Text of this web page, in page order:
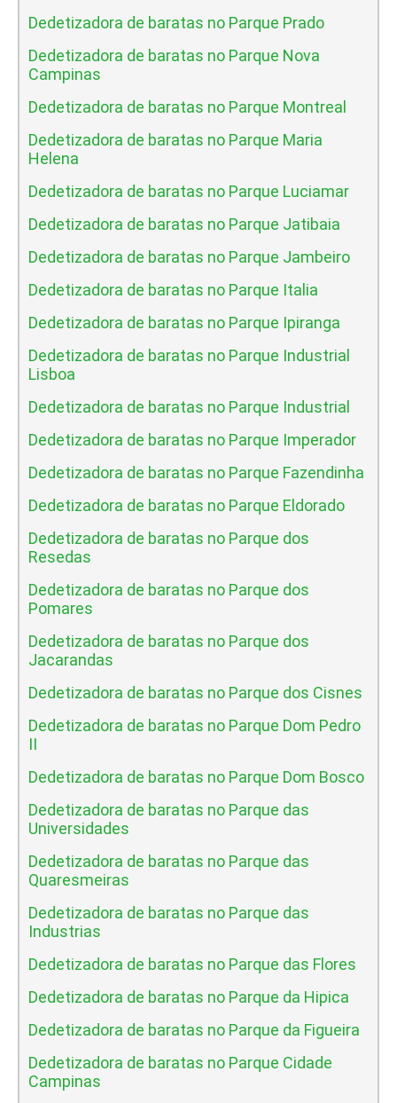
Dedetizadora de baratas no Parque Prado
Dedetizadora de baratas no Parque Nova
Campinas
Dedetizadora de baratas no Parque Montreal
Dedetizadora de baratas no Parque Maria
Helena
Dedetizadora de baratas no Parque Luciamar
Dedetizadora de baratas no Parque Jatibaia
Dedetizadora de baratas no Parque Jambeiro
Dedetizadora de baratas no Parque Italia
Dedetizadora de baratas no Parque Ipiranga
Dedetizadora de baratas no Parque Industrial
Lisboa
Dedetizadora de baratas no Parque Industrial
Dedetizadora de baratas no Parque Imperador
Dedetizadora de baratas no Parque Fazendinha
Dedetizadora de baratas no Parque Eldorado
Dedetizadora de baratas no Parque dos
Resedas
Dedetizadora de baratas no Parque dos
Pomares
Dedetizadora de baratas no Parque dos
Jacarandas
Dedetizadora de baratas no Parque dos Cisnes
Dedetizadora de baratas no Parque Dom Pedro
II
Dedetizadora de baratas no Parque Dom Bosco
Dedetizadora de baratas no Parque das
Universidades
Dedetizadora de baratas no Parque das
Quaresmeiras
Dedetizadora de baratas no Parque das
Industrias
Dedetizadora de baratas no Parque das Flores
Dedetizadora de baratas no Parque da Hipica
Dedetizadora de baratas no Parque da Figueira
Dedetizadora de baratas no Parque Cidade
Campinas